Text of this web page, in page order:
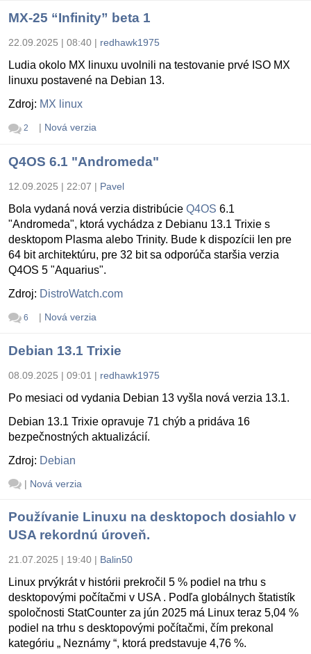
MX-25 “Infinity” beta 1
22.09.2025 | 08:40 | redhawk1975
Ludia okolo MX linuxu uvolnili na testovanie prvé ISO MX
linuxu postavené na Debian 13.
Zdroj: MX linux
2 | Nová verzia
Q4OS 6.1 "Andromeda"
12.09.2025 | 22:07 | Pavel
Bola vydaná nová verzia distribúcie Q4OS 6.1
"Andromeda", ktorá vychádza z Debianu 13.1 Trixie s
desktopom Plasma alebo Trinity. Bude k dispozícii len pre
64 bit architektúru, pre 32 bit sa odporúča staršia verzia
Q4OS 5 "Aquarius".
Zdroj: DistroWatch.com
6 | Nová verzia
Debian 13.1 Trixie
08.09.2025 | 09:01 | redhawk1975
Po mesiaci od vydania Debian 13 vyšla nová verzia 13.1.
Debian 13.1 Trixie opravuje 71 chýb a pridáva 16
bezpečnostných aktualizácií.
Zdroj: Debian
| Nová verzia
Používanie Linuxu na desktopoch dosiahlo v
USA rekordnú úroveň.
21.07.2025 | 19:40 | Balin50
Linux prvýkrát v histórii prekročil 5 % podiel na trhu s
desktopovými počítačmi v USA . Podľa globálnych štatistík
spoločnosti StatCounter za jún 2025 má Linux teraz 5,04 %
podiel na trhu s desktopovými počítačmi, čím prekonal
kategóriu „ Neznámy “, ktorá predstavuje 4,76 %.